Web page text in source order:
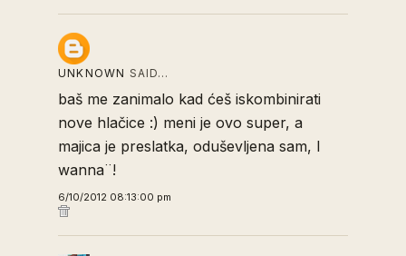
UNKNOWN SAID…
baš me zanimalo kad ćeš iskombinirati
nove hlačice :) meni je ovo super, a
majica je preslatka, oduševljena sam, I
wanna¨!
6/10/2012 08:13:00 pm